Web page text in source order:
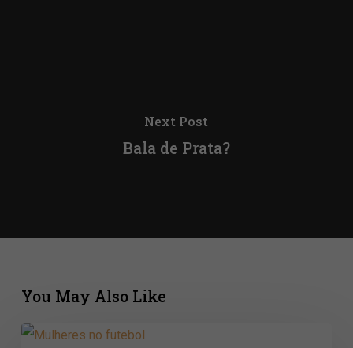
Next Post
Bala de Prata?
You May Also Like
Quando